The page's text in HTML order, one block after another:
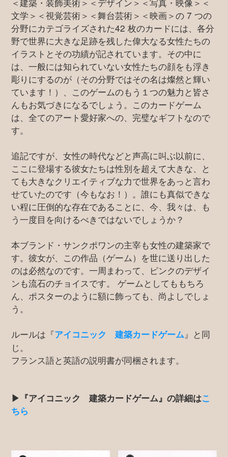
文学＞＜視覚芸術＞＜舞台芸術＞＜映画＞の 7 つの
分野にカテゴライズされた42 枚のカードには、各分
野で世界に大きな足跡を残した偉大なる女性たちの
イラストとその功績が記されています。その中に
は、一般には知られていない女性たちの顔をも浮き
彫りにするのが（その分野ではその名は燦然と輝い
ています！）、このゲームのもう１つの魅力と皆さ
んもお気づきになるでしょう。このカードゲーム
は、全てのアート愛好家への、完璧なギフトなので
す。
追記ですが、女性の時代などと声高に叫ぶ以前に、
ここに登場する彼女たちは性別を超えて大きな、と
ても大きなクリエイティブな力で世界をあっと言わ
せていたのです（今もなお！）。誰にも真似できな
い程に圧倒的な存在であることに、今、我々は、も
う一度目を向けるべきではないでしょうか？
本ブランド・サンクポワンの主宰も女性の建築家で
す。彼女が、この作品（ゲーム）を世に送り出した
のは必然なのです。一周まわって、ピンクのデザイ
ンも流石のチョイスです。 ゲームとしてももちろ
ん、ポスターのように額に飾っても、尚よしでしょ
う。
ルールは『アイコニック 建築カードゲーム』と同
じ。
フランス語と英語の説明書が同梱されます。
▶『アイコニック 建築カードゲーム』の詳細はこ
ちら